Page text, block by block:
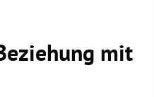
mit